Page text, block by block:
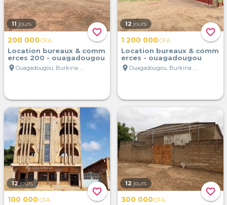
favorite_border
11 jours
200 000CFA
Location bureaux & comm
erces 200 - ouagadougou
location_on
Ouagadougou, Burkina Faso
favorite_border
12 jours
1 200 000CFA
Location bureaux & comm
erces - ouagadougou
location_on
Ouagadougou, Burkina Faso
favorite_border
12 jours
100 000CFA
favorite_border
12 jours
300 000CFA